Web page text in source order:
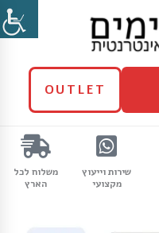
OUTLET
שירות וייעוץ
מקצועי
משלוח לכל
הארץ